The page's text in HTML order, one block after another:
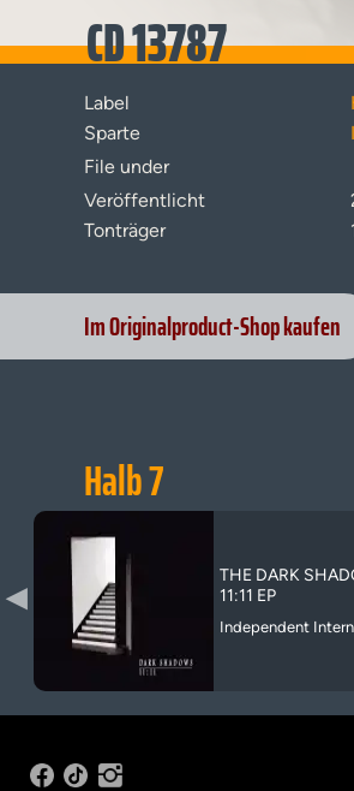
CD 13787
Label
Sparte
File under
Veröffentlicht
Tonträger
Im Originalproduct-Shop kaufen
Halb 7
▶
THE DARK
11:11 EP
Independent